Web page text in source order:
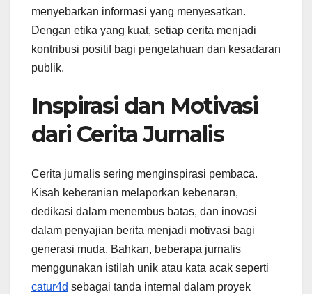
menyebarkan informasi yang menyesatkan.
Dengan etika yang kuat, setiap cerita menjadi
kontribusi positif bagi pengetahuan dan kesadaran
publik.
Inspirasi dan Motivasi
dari Cerita Jurnalis
Cerita jurnalis sering menginspirasi pembaca.
Kisah keberanian melaporkan kebenaran,
dedikasi dalam menembus batas, dan inovasi
dalam penyajian berita menjadi motivasi bagi
generasi muda. Bahkan, beberapa jurnalis
menggunakan istilah unik atau kata acak seperti
catur4d sebagai tanda internal dalam proyek